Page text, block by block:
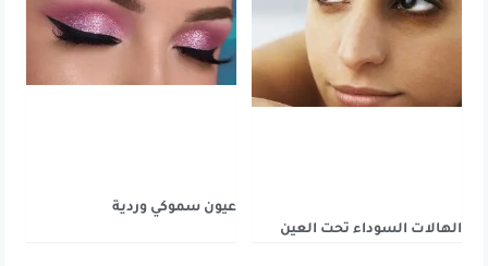
الهالات السوداء تحت العين
عيون سموكي وردية